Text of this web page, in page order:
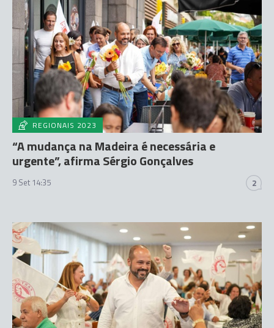
REGIONAIS 2023
“A mudança na Madeira é necessária e
urgente”, afirma Sérgio Gonçalves
9 Set 14:35 2